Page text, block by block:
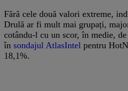
Fără cele două valori extreme,
Drulă ar fi mult mai grupați,
cotându-l cu un scor, în medie,
în sondajul AtlasIntel pentru
18,1%.